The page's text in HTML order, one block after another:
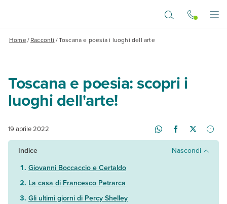
Home/Racconti /Toscana e poesia i luoghi dell arte
Toscana e poesia: scopri i
luoghi dell'arte!
19 aprile 2022
Indice
Nascondi
Giovanni Boccaccio e Certaldo
La casa di Francesco Petrarca
Gli ultimi giorni di Percy Shelley